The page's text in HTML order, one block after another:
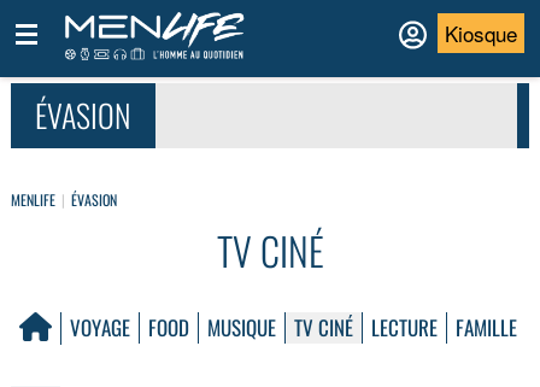
Kiosque
ÉVASION
MENLIFE ÉVASION
TV CINÉ
VOYAGE FOOD MUSIQUE TV CINÉ LECTURE FAMILLE